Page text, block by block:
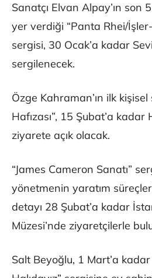
Sanatçı Elvan Alpay’ın son
yer verdiği “Panta Rhei/
sergisi, 30 Ocak’a kadar
sergilenecek.
Özge Kahraman’ın ilk kişisel
Hafızası”, 15 Şubat’a kadar
ziyarete açık olacak.
“James Cameron Sanatı”
yönetmenin yaratım
detayı 28 Şubat’a kadar
Müzesi’nde ziyaretçilerle
Salt Beyoğlu, 1 Mart’a